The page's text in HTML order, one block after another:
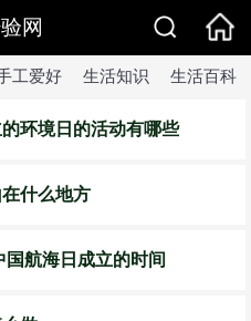
网
工爱好 生活知识 生活百科
环境日的活动有哪些
什么地方
航海日成立的时间